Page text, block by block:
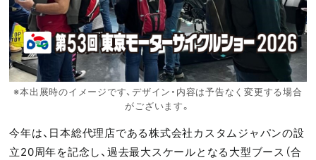
※本出展時のイメージです、デザイン・内容は予告なく変更する場合
がございます。
今年は、日本総代理店である株式会社カスタムジャパンの設
立20周年を記念し、過去最大スケールとなる大型ブース（合